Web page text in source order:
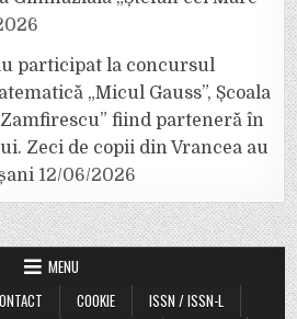
participat la concursul
„Micul Gauss”, Școala
fiind parteneră în
Zeci de copii din Vrancea au
12/06/2026
MENU
COOKIE
ISSN / ISSN-L